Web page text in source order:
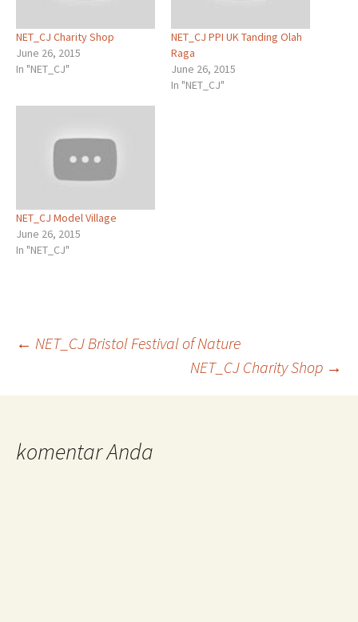
NET_CJ Charity Shop
June 26, 2015
In "NET_CJ"
NET_CJ PPI UK Tanding Olah
Raga
June 26, 2015
In "NET_CJ"
NET_CJ Model Village
June 26, 2015
In "NET_CJ"
Post
navigation
← NET_CJ Bristol Festival of Nature
NET_CJ Charity Shop →
komentar Anda